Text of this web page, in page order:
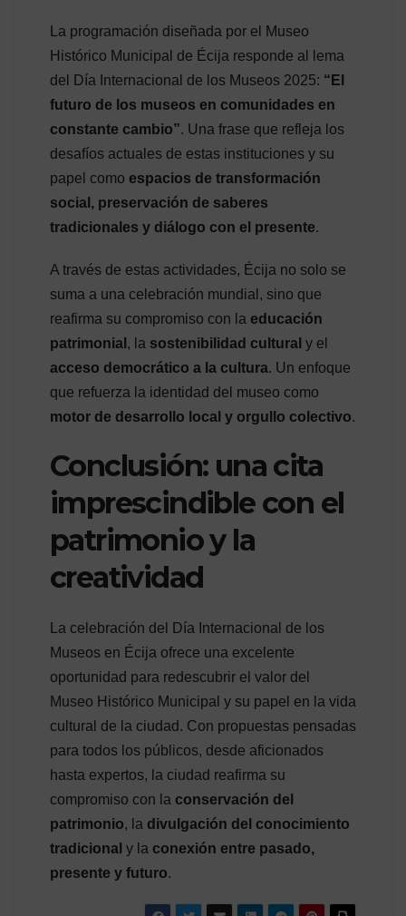
La programación diseñada por el Museo
Histórico Municipal de Écija responde al lema
del Día Internacional de los Museos 2025: “El
futuro de los museos en comunidades en
constante cambio”. Una frase que refleja los
desafíos actuales de estas instituciones y su
papel como espacios de transformación
social, preservación de saberes
tradicionales y diálogo con el presente.
A través de estas actividades, Écija no solo se
suma a una celebración mundial, sino que
reafirma su compromiso con la educación
patrimonial , la sostenibilidad cultural y el
acceso democrático a la cultura. Un enfoque
que refuerza la identidad del museo como
motor de desarrollo local y orgullo colectivo.
Conclusión: una cita
imprescindible con el
patrimonio y la
creatividad
La celebración del Día Internacional de los
Museos en Écija ofrece una excelente
oportunidad para redescubrir el valor del
Museo Histórico Municipal y su papel en la vida
cultural de la ciudad. Con propuestas pensadas
para todos los públicos, desde aficionados
hasta expertos, la ciudad reafirma su
compromiso con la conservación del
patrimonio, la divulgación del conocimiento
tradicional y la conexión entre pasado,
presente y futuro.